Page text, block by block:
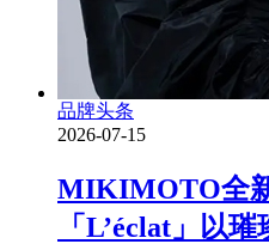
品牌头条
2026-07-15
MIKIMOTO全
「L’éclat」以